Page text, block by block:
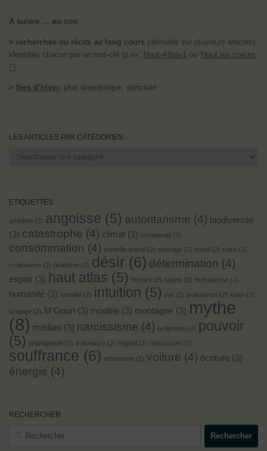
A suivre … ou non
> recherches ou récits au long cours (déroulés sur plusieurs articles),
identifiés chacun par un mot-clé (p.ex. Haut-Atlas-1 ou ‘Haut les coeurs
!’)
> fées d’hiver: plus anecdotique, ponctuel
LES ARTICLES PAR CATÉGORIES:
Les
ETIQUETTES
ambition (2) angoisse (5) autoritarisme (4) biodiversité
(3) catastrophe (4) climat (3) complexité (2)
consommation (4) contrôle social (2) courage (2) covid (2) crise (2)
croissance (2) dualisme (2) désir (6) détermination (4)
espoir (3) haut atlas (5) histoire (2) hubris (2) humanisme (2)
humanité (3) humilité (2) intuition (5) joie (2) jouissance (2) koan (2)
langage (2) M'Goun (3) modèle (3) montagne (3) mythe
(8) médias (3) narcissisme (4) ordiphone (2) pouvoir
(5) propagande (2) puissance (2) regard (2) ressources (2)
souffrance (6) urbanisme (2) voiture (4) écriture (3)
énergie (4)
RECHERCHER